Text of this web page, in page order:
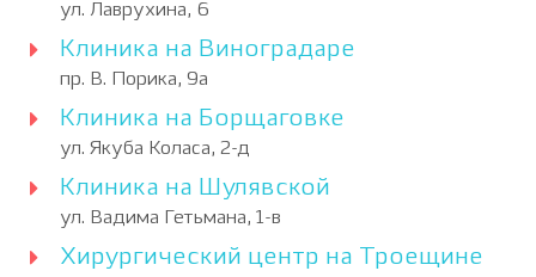
ул. Лаврухина, 6
Клиника на Виноградаре
пр. В. Порика, 9а
Клиника на Борщаговке
ул. Якуба Коласа, 2-д
Клиника на Шулявской
ул. Вадима Гетьмана, 1-в
Хирургический центр на Троещине